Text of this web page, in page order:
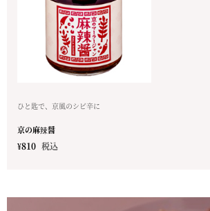
ひと匙で、京風のシビ辛に
京の麻辣醤
¥810 税込